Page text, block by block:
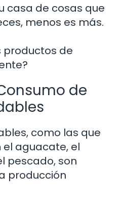
casa de cosas que
menos es más.
productos de
de
como las que
aguacate, el
pescado, son
producción